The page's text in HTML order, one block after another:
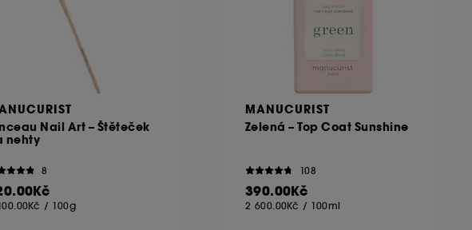
Nail Art – Štěteček
nehty
8
/ 100g
MANUCURIST
Zelená – Top Coat Sunshine
108
390.00Kč
2 600.00Kč / 100ml